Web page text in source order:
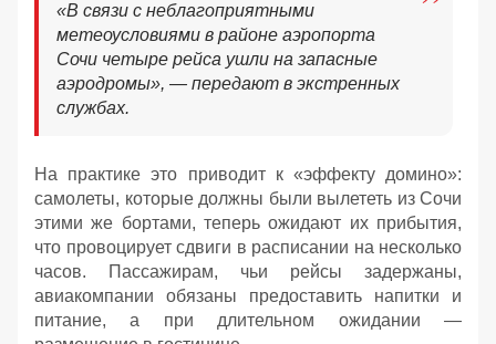
«В связи с неблагоприятными
метеоусловиями в районе аэропорта
Сочи четыре рейса ушли на запасные
аэродромы», — передают в экстренных
службах.
На практике это приводит к «эффекту домино»:
самолеты, которые должны были вылететь из Сочи
этими же бортами, теперь ожидают их прибытия,
что провоцирует сдвиги в расписании на несколько
часов. Пассажирам, чьи рейсы задержаны,
авиакомпании обязаны предоставить напитки и
питание, а при длительном ожидании —